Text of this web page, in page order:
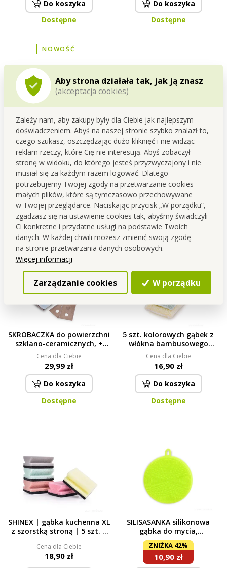
Aby strona działała tak, jak ją znasz
(akceptacja cookies)
Zależy nam, aby zakupy były dla Ciebie jak najlepszym
doświadczeniem. Abyś na naszej stronie szybko znalazł to,
czego szukasz, oszczędzając dużo kliknięć i nie widząc
reklam rzeczy, które Cię nie interesują. Abyś zobaczył
stronę w widoku, do którego jesteś przyzwyczajony i nie
musiał się za każdym razem logować. Dlatego
potrzebujemy Twojej zgody na przetwarzanie cookies-
małych plików, które są tymczasowo przechowywane
w Twojej przeglądarce. Naciskając przycisk „W porządku”,
zgadzasz się na ustawienie cookies tak, abyśmy świadczyli
Ci konkretne i przydatne usługi na podstawie Twoich
danych. W każdej chwili możesz zmienić swoją zgodę
na stronie przetwarzania danych osobowych.
Więcej informacji
Zarządzanie cookies W porządku
Do koszyka
Dostępne
Do koszyka
Dostępne
NOWOŚĆ
SPONGE POP | inteligentna
pofałdowana gąbka |
skutecznie ściera & nie
wznieca kurzu, ekstra
chłonna | szara
Cena dla Ciebie
10,90 zł
Do koszyka
Dostępne
FUNNY szczotka do naczyń i
powierzchni gładkich
Super cena
10,90 zł
Do koszyka
Ostatnie sztuki na magazynie
SKROBACZKA do powierzchni
szklano-ceramicznych, +
zapasowe ostrze GRATIS
Cena dla Ciebie
29,99 zł
Do koszyka
Dostępne
5 szt. kolorowych gąbek z
włókna bambusowego
GoEco®
Cena dla Ciebie
16,90 zł
Do koszyka
Dostępne
SHINEX | gąbka kuchenna XL
z szorstką stroną | 5 szt. |
Cena dla Ciebie
18,90 zł
SILISASANKA silikonowa
gąbka do mycia,
dwustronna zielona
ZNIŻKA 42%
10,90 zł